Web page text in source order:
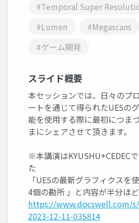
#Temporal Super
#Lumen
#Megascans
#ゲーム開発
スライド概要
本セッションでは、日々のプ
ートを通じて得られたUE5の
能を使用する際に最初につま
まにシェアさせて頂きます。
※本講演はKYUSHU+CEDEC
た
「UE5の最新グラフィクスを
4個の勘所 」と内容が半分ほ
https://www.docswell.com/s/
2023-12-11-035814